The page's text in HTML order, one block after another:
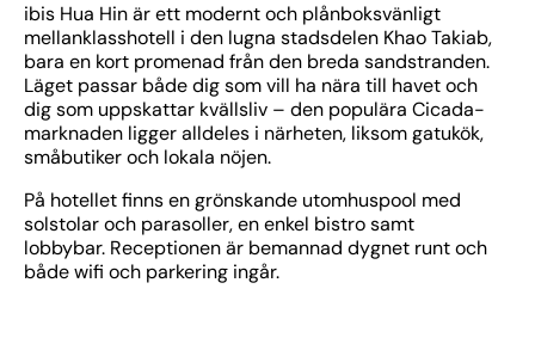
ibis Hua Hin är ett modernt och plånboksvänligt
mellanklasshotell i den lugna stadsdelen Khao Takiab,
bara en kort promenad från den breda sandstranden.
Läget passar både dig som vill ha nära till havet och
dig som uppskattar kvällsliv – den populära Cicada-
marknaden ligger alldeles i närheten, liksom gatukök,
småbutiker och lokala nöjen.
På hotellet finns en grönskande utomhuspool med
solstolar och parasoller, en enkel bistro samt
lobbybar. Receptionen är bemannad dygnet runt och
både wifi och parkering ingår.